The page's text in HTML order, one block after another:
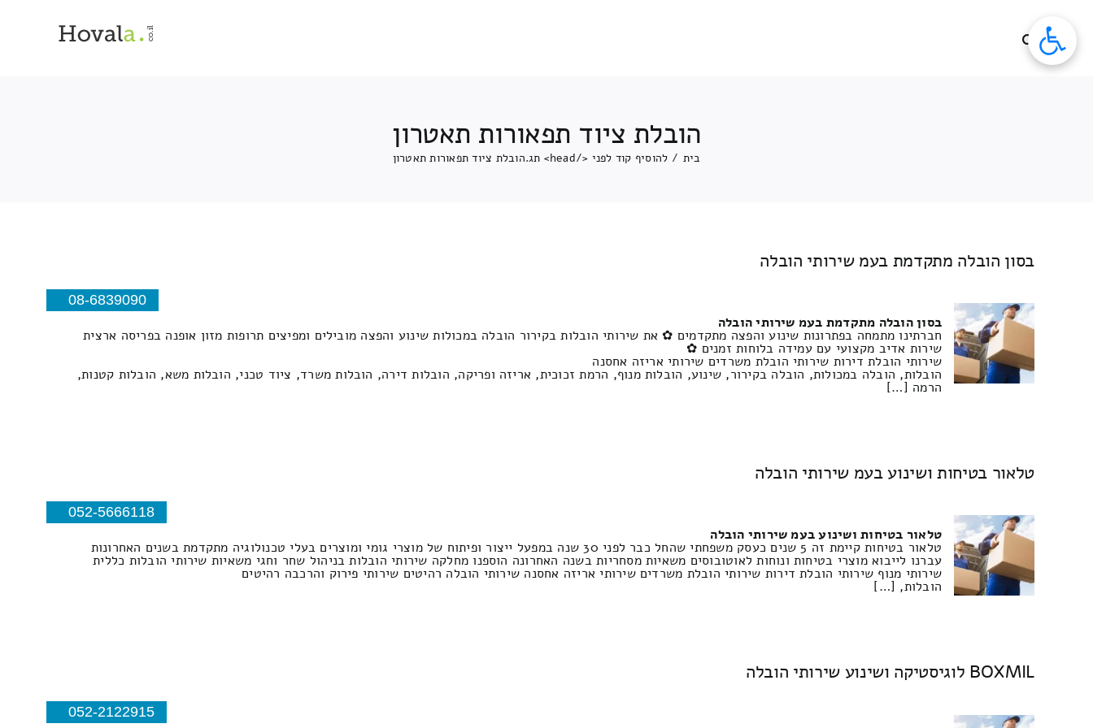
הובלת ציוד תפאורות תאטרון
בית / להוסיף קוד לפני </head> תג. הובלת ציוד תפאורות תאטרון
בסון הובלה מתקדמת בעמ שירותי הובלה
08-6839090
בסון הובלה מתקדמת בעמ שירותי הובלה
חברתינו מתמחה בפתרונות שינוע והפצה מתקדמים ✿ את שירותי הובלות בקירור הובלה במכולות שינוע והפצה מובילים ומפיצים תרופות מזון אופנה בפריסה ארצית
שירות אדיב מקצועי עם עמידה בלוחות זמנים ✿
שירותי הובלת דירות שירותי הובלת משרדים שירותי אריזה אחסנה
הובלות, הובלה במכולות, הובלה בקירור, שינוע, הובלות מנוף, הרמת זכוכית, אריזה ופריקה, הובלות דירה, הובלות משרד, ציוד טכני, הובלות משא, הובלות קטנות,
הרמה […]
טלאור בטיחות ושינוע בעמ שירותי הובלה
052-5666118
טלאור בטיחות ושינוע בעמ שירותי הובלה
טלאור בטיחות קיימת זה 5 שנים כעסק משפחתי שהחל כבר לפני 30 שנה במפעל ייצור ופיתוח של מוצרי גומי ומוצרים בעלי טכנולוגיה מתקדמת בשנים האחרונות
עברנו לייבוא מוצרי בטיחות ונוחות לאוטובוסים משאיות מסחריות בשנה האחרונה הוספנו מחלקה שירותי הובלות בניהול שחר וחגי משאיות שירותי הובלות כללית
שירותי מנוף שירותי הובלת דירות שירותי הובלת משרדים שירותי אריזה אחסנה שירותי הובלה רהיטים שירותי פירוק והרכבה רהיטים
הובלות, […]
BOXMIL לוגיסטיקה ושינוע שירותי הובלה
052-2122915